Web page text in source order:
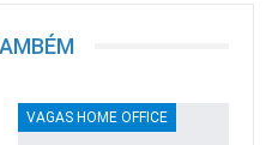
VAGAS HOME OFFICE